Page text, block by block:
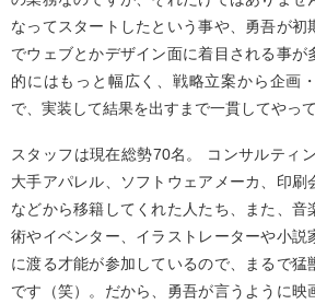
なってスタートしたという事や、勇吾が初
でウェブとかデザイン面に着目される事が
的にはもっと幅広く、戦略立案から企画
で、実装して結果を出すまで一貫してやって
スタッフは現在総勢70名。 コンサルティ
大手アパレル、ソフトウェアメーカ、印刷
などから移籍してくれた人たち、また、音
術やイベンター、イラストレーターや小説
に渡る才能が参加しているので、まるで猛
です（笑）。だから、勇吾が言うように映